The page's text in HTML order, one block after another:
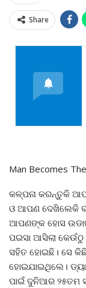
Share
Man Becomes
କଳ୍ପନା କରନ୍ତୁକି
ଓ ଆପଣ ଦେଖିଲେକି
ଆପଣଙ୍କ ହୋସ
ପଇସା ଆସିଲା
ସହିତ ହୋଇଛି। ସେ
ହୋଇଯାଇଥିଲେ।
ପାଇଁ ଦୁନିଆର ୨୫ତମ